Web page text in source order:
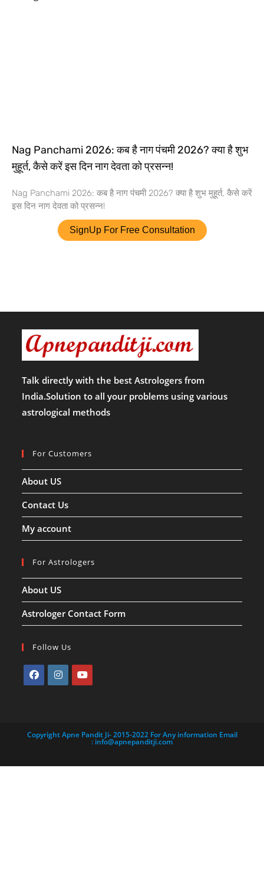
Nag Panchami 2026: कब है नाग पंचमी 2026? क्या है शुभ
मुहूर्त, कैसे करें इस दिन नाग देवता को प्रसन्न!
Nag Panchami 2026: कब है नाग पंचमी 2026? क्या है शुभ मुहूर्त, कैसे करें
इस दिन नाग देवता को प्रसन्न!
SignUp For Free Consultation
Talk directly with the best Astrologers from
India.Solution to all your problems using various
astrological methods
For Customers
About US
Contact Us
My account
For Astrologers
About US
Astrologer Contact Form
Follow Us
Copyright Apne Pandit Ji- 2015-2022 For Any information Email
: info@apnepanditji.com